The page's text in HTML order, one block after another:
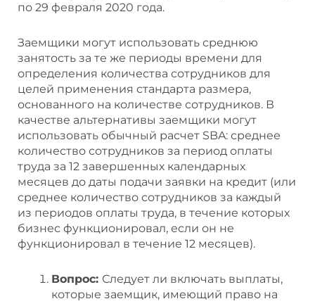
по 29 февраля 2020 года.
Заемщики могут использовать среднюю
занятость за те же периоды времени для
определения количества сотрудников для
целей применения стандарта размера,
основанного на количестве сотрудников. В
качестве альтернативы заемщики могут
использовать обычный расчет SBA: среднее
количество сотрудников за период оплаты
труда за 12 завершенных календарных
месяцев до даты подачи заявки на кредит (или
среднее количество сотрудников за каждый
из периодов оплаты труда, в течение которых
бизнес функционировал, если он не
функционировал в течение 12 месяцев).
Вопрос: Следует ли включать выплаты,
которые заемщик, имеющий право на